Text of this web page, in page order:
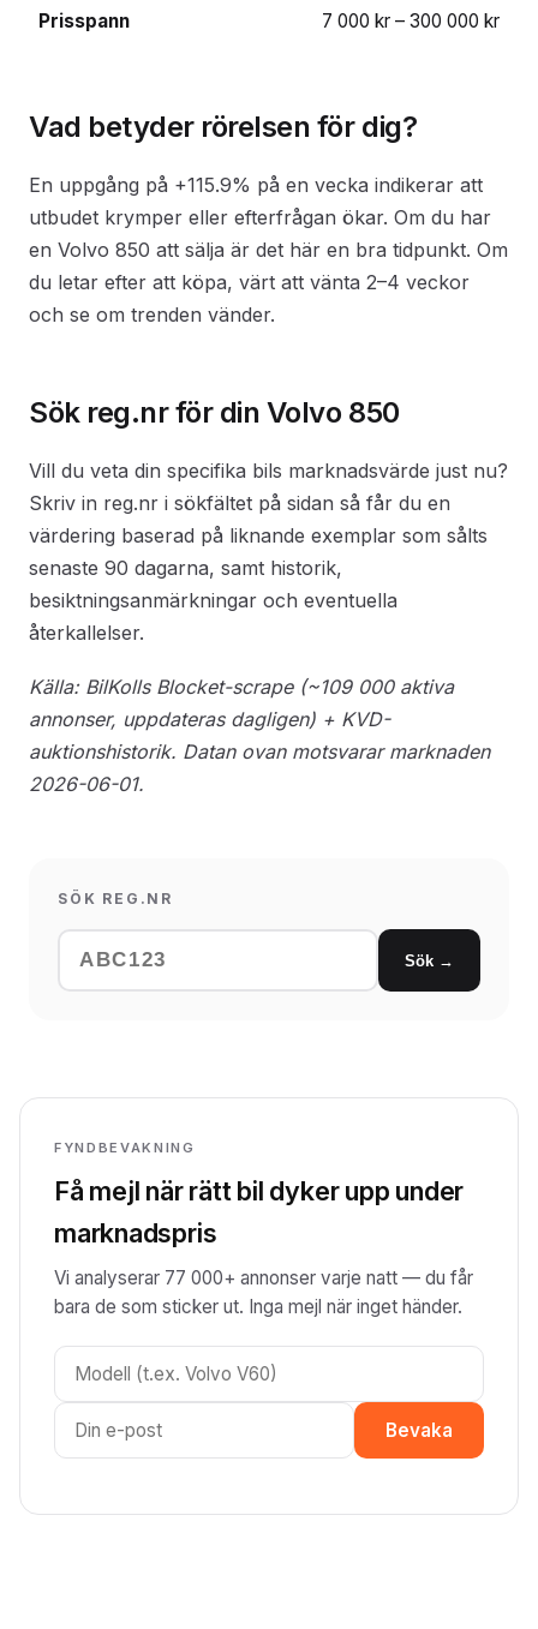
Prisspann 7 000 kr – 300 000 kr
Vad betyder rörelsen för dig?
En uppgång på +115.9% på en vecka indikerar att
utbudet krymper eller efterfrågan ökar. Om du har
en Volvo 850 att sälja är det här en bra tidpunkt. Om
du letar efter att köpa, värt att vänta 2–4 veckor
och se om trenden vänder.
Sök reg.nr för din Volvo 850
Vill du veta din specifika bils marknadsvärde just nu?
Skriv in reg.nr i sökfältet på sidan så får du en
värdering baserad på liknande exemplar som sålts
senaste 90 dagarna, samt historik,
besiktningsanmärkningar och eventuella
återkallelser.
Källa: BilKolls Blocket-scrape (~109 000 aktiva
annonser, uppdateras dagligen) + KVD-
auktionshistorik. Datan ovan motsvarar marknaden
2026-06-01.
SÖK REG.NR
Sök →
FYNDBEVAKNING
Få mejl när rätt bil dyker upp under
marknadspris
Vi analyserar 77 000+ annonser varje natt — du får
bara de som sticker ut. Inga mejl när inget händer.
Bevaka